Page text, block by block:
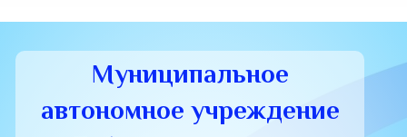
Муниципальное
автономное учреждение